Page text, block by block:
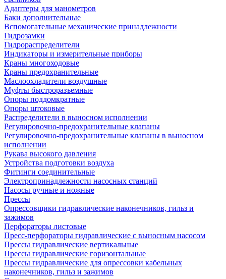
Адаптеры для манометров
Баки дополнительные
Вспомогательные механические принадлежности
Гидрозамки
Гидрораспределители
Индикаторы и измерительные приборы
Краны многоходовые
Краны предохранительные
Маслоохладители воздушные
Муфты быстроразъемные
Опоры поддомкратные
Опоры штоковые
Распределители в выносном исполнении
Регулировочно-предохранительные клапаны
Регулировочно-предохранительные клапаны в выносном
исполнении
Рукава высокого давления
Устройства подготовки воздуха
Фитинги соединительные
Электропринадлежности насосных станций
Насосы ручные и ножные
Прессы
Опрессовщики гидравлические наконечников, гильз и
зажимов
Перфораторы листовые
Пресс-перфораторы гидравлические с выносным насосом
Прессы гидравлические вертикальные
Прессы гидравлические горизонтальные
Прессы гидравлические для опрессовки кабельных
наконечников, гильз и зажимов